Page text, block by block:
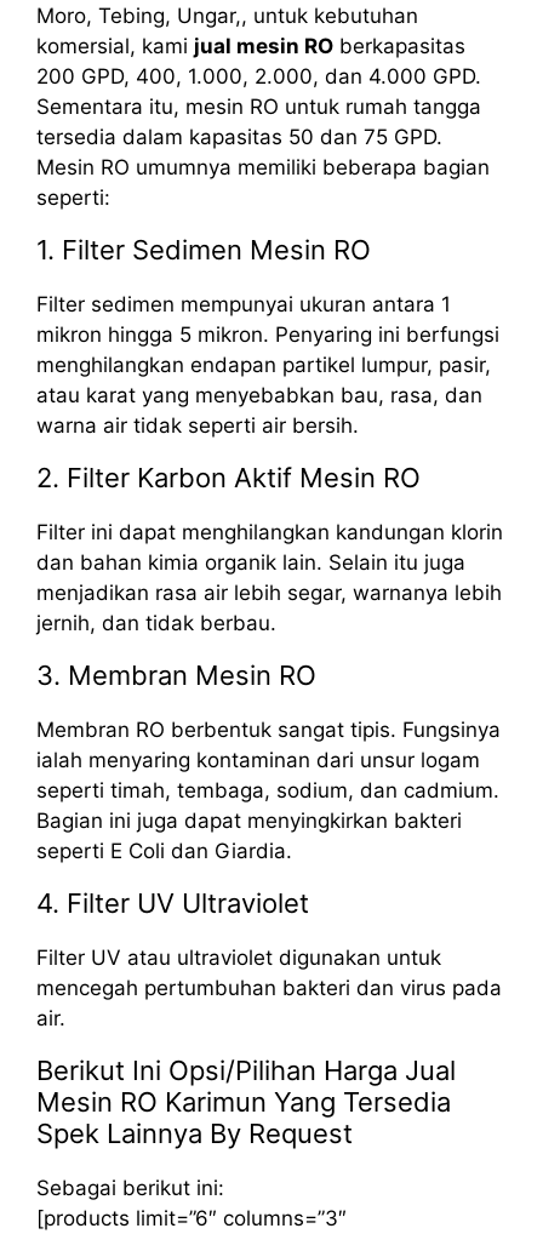
Moro, Tebing, Ungar,, untuk kebutuhan
komersial, kami jual mesin RO berkapasitas
200 GPD, 400, 1.000, 2.000, dan 4.000 GPD.
Sementara itu, mesin RO untuk rumah tangga
tersedia dalam kapasitas 50 dan 75 GPD.
Mesin RO umumnya memiliki beberapa bagian
seperti:
1. Filter Sedimen Mesin RO
Filter sedimen mempunyai ukuran antara 1
mikron hingga 5 mikron. Penyaring ini berfungsi
menghilangkan endapan partikel lumpur, pasir,
atau karat yang menyebabkan bau, rasa, dan
warna air tidak seperti air bersih.
2. Filter Karbon Aktif Mesin RO
Filter ini dapat menghilangkan kandungan klorin
dan bahan kimia organik lain. Selain itu juga
menjadikan rasa air lebih segar, warnanya lebih
jernih, dan tidak berbau.
3. Membran Mesin RO
Membran RO berbentuk sangat tipis. Fungsinya
ialah menyaring kontaminan dari unsur logam
seperti timah, tembaga, sodium, dan cadmium.
Bagian ini juga dapat menyingkirkan bakteri
seperti E Coli dan Giardia.
4. Filter UV Ultraviolet
Filter UV atau ultraviolet digunakan untuk
mencegah pertumbuhan bakteri dan virus pada
air.
Berikut Ini Opsi/Pilihan Harga Jual
Mesin RO Karimun Yang Tersedia
Spek Lainnya By Request
Sebagai berikut ini:
[products limit=”6″ columns=”3″